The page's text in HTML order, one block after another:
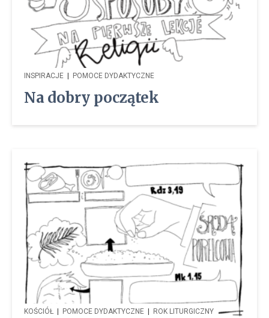
INSPIRACJE POMOCE DYDAKTYCZNE
Na dobry początek
KOŚCIÓŁ POMOCE DYDAKTYCZNE ROK LITURGICZNY